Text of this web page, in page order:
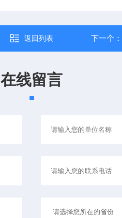
返回列表 下一个：
在线留言